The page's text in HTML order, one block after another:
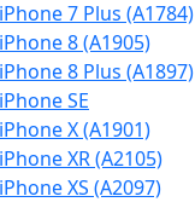
7 Plus (A1784)
8 (A1905)
8 Plus (A1897)
SE
X (A1901)
XR (A2105)
XS (A2097)